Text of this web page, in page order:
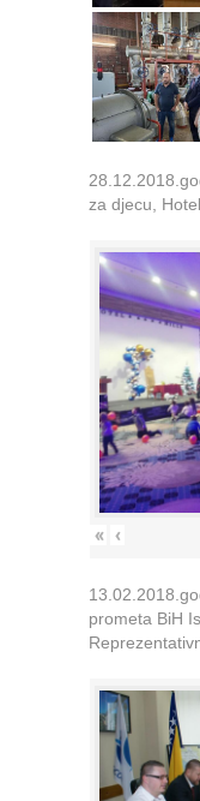
za djecu,
« ‹
prometa BiH